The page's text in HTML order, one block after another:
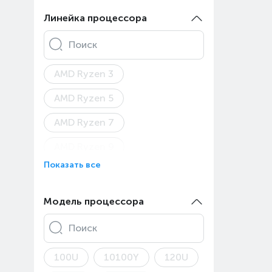
Asus ROG Zephyrus G16
Asus TUF Gaming
Asus TUF Gaming A15
Asus TUF Gaming A16
Asus TUF Gaming A18
Asus V16
Asus Vivobook 15
Asus Vivobook 16X
Линейка процессора
Поиск
AMD Ryzen 3
AMD Ryzen 5
AMD Ryzen 7
AMD Ryzen AI 5
Apple A18 Pro
Apple M2 Max
Apple M2 Pro Apple M3
Показать все
Модель процессора
Поиск
100U 10100Y 120U